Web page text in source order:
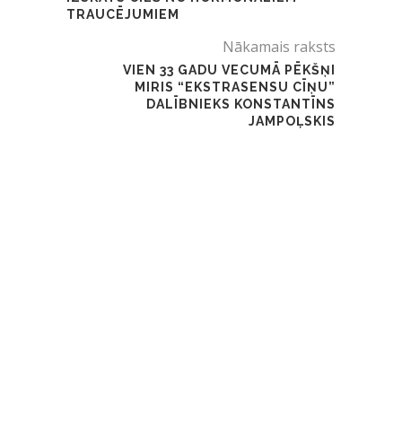
TRAUCĒJUMIEM
Nākamais raksts
VIEN 33 GADU VECUMĀ PĒKŠŅI
MIRIS “EKSTRASENSU CĪŅU”
DALĪBNIEKS KONSTANTĪNS
JAMPOĻSKIS